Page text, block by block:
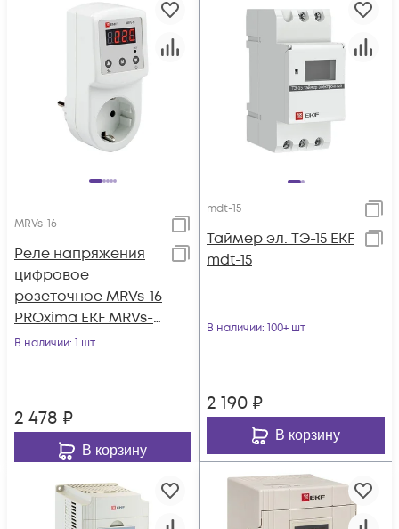
MRVs-16
Реле напряжения
цифровое
розеточное MRVs-16
PROxima EKF MRVs-
16
В наличии: 1 шт
2 478 ₽
В корзину
mdt-15
Таймер эл. ТЭ-15 EKF
mdt-15
В наличии: 100+ шт
2 190 ₽
В корзину